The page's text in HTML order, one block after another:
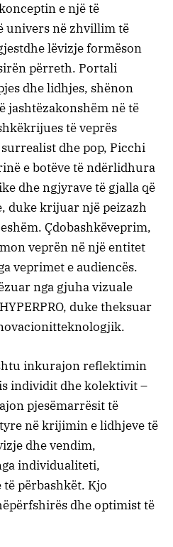
enjëtë
universnëzhvillimtë
dhelëvizjeformëson
përreth. Portali
dhelidhjes, shënon
jashtëzakonshëmnëtë
tëveprës
surrealistdhepop, Picchi
ebotëvetëndërlidhura
dhengjyravetë gjallaqë
, dukekrijuarnjëpeizazh
. Çdobashkëveprim,
veprënnënjëentitet
veprimeteaudiencës.
nga gjuhavizuale
HYPERPRO, duketheksuar
teknologjik.
inkurajonreflektimin
individitdhekolektivit–
pjesëmarrësittë
tyrenëkrijiminelidhjevetë
dhevendim,
individualiteti,
tëpërbashkët. Kjo
dheoptimisttë